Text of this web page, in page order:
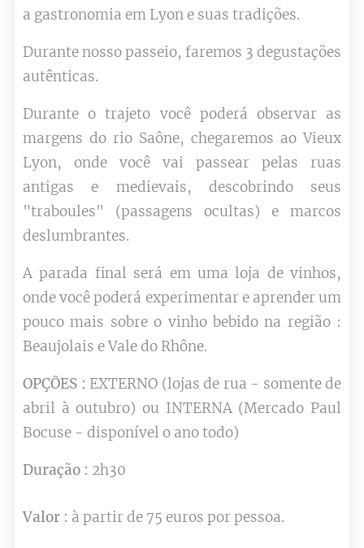
a gastronomia em Lyon e suas tradições.
Durante nosso passeio, faremos 3 degustações
autênticas.
Durante o trajeto você poderá observar as
margens do rio Saône, chegaremos ao Vieux
Lyon, onde você vai passear pelas ruas
antigas e medievais, descobrindo seus
"traboules" (passagens ocultas) e marcos
deslumbrantes.
A parada final será em uma loja de vinhos,
onde você poderá experimentar e aprender um
pouco mais sobre o vinho bebido na região :
Beaujolais e Vale do Rhône.
OPÇÕES : EXTERNO (lojas de rua - somente de
abril à outubro) ou INTERNA (Mercado Paul
Bocuse - disponível o ano todo)
Duração : 2h30
Valor : à partir de 75 euros por pessoa.